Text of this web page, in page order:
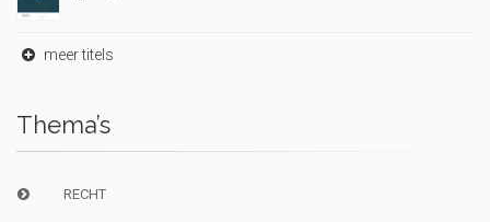
meer titels
Thema’s
RECHT